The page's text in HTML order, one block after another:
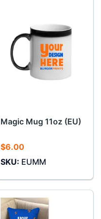
Magic Mug 11oz (EU)
$6.00
SKU: EUMM